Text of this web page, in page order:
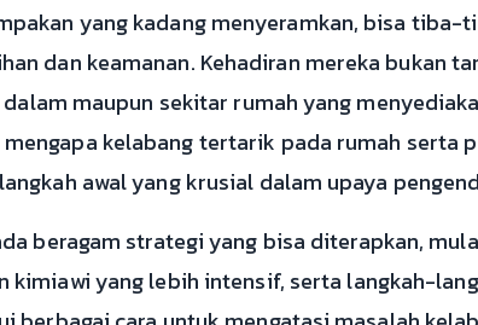
yang kadang menyeramkan, bisa
dan keamanan. Kehadiran mereka bukan
maupun sekitar rumah yang
kelabang tertarik pada rumah serta
awal yang krusial dalam upaya
beragam strategi yang bisa diterapkan,
kimiawi yang lebih intensif, serta langkah-